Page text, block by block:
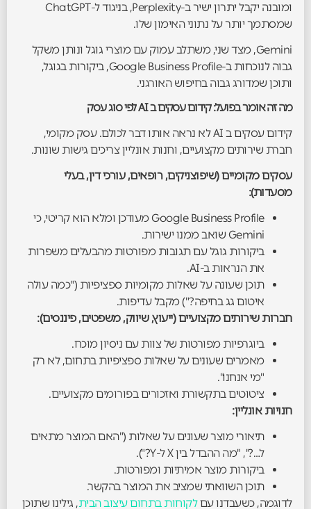
ומובנה יקבל יתרון ישיר ב-Perplexity, בניגוד ל-ChatGPT
שמסתמך יותר על נתוני האימון שלו.
Gemini, מצד שני, משתלב עמוק עם מוצרי גוגל ונותן משקל
גבוה לנוכחות ב-Google Business Profile, ביקורות בגוגל,
ותוכן שמדורג גבוה בחיפוש האורגני.
מה זה אומר בפועל: קידום עסקים ב AI לפי סוג עסק
קידום עסקים ב AI לא נראה אותו דבר לכולם. עסק מקומי,
חברת שירותים מקצועיים, וחנות אונליין צריכים גישות שונות.
עסקים מקומיים (שיפוצניקים, רופאים, עורכי דין, בעלי
מסעדות):
Google Business Profile מעודכן ומלא הוא קריטי, כי
Gemini שואב ממנו ישירות.
ביקורות גוגל עם תגובות מפורטות מהבעלים משפרות
את הנראות ב-AI.
תוכן שעונה על שאלות מקומיות ספציפיות ("כמה עולה
איטום גג בחיפה?") מקבל עדיפות.
חברות שירותים מקצועיים (ייעוץ, שיווק, משפטים, פיננסים):
ביוגרפיות מפורטות של צוות עם ניסיון מוכח.
מאמרים שעונים על שאלות ספציפיות בתחום, לא רק
"מי אנחנו".
ציטוטים בתקשורת ואזכורים בפורומים מקצועיים.
חנויות אונליין:
תיאורי מוצר שעונים על שאלות ("האם המוצר מתאים
ל…?", "מה ההבדל בין X ל-Y?").
ביקורות מוצר אמיתיות ומפורטות.
תוכן השוואתי שמציב את המוצר בהקשר.
לדוגמה, כשעבדנו עםלקוחות בתחום עיצוב הבית, גילינו שתוכן